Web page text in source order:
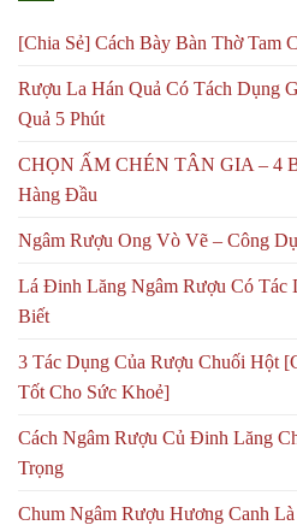
[Chia Sẻ] Cách Bày Bàn Thờ Tam
Rượu La Hán Quả Có Tách Dụng
Quả 5 Phút
CHỌN ẤM CHÉN TÂN GIA – 4
Hàng Đầu
Ngâm Rượu Ong Vò Vẽ – Công
Lá Đinh Lăng Ngâm Rượu Có Tác
Biết
3 Tác Dụng Của Rượu Chuối Hột
Tốt Cho Sức Khoẻ]
Cách Ngâm Rượu Củ Đinh Lăng
Trọng
Chum Ngâm Rượu Hương Canh